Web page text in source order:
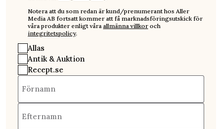
Notera att du som redan är kund/prenumerant hos Aller
Media AB fortsatt kommer att få marknadsföringsutskick för
våra produkter enligt våra allmänna villkor och
integritetspolicy.
Allas
Antik & Auktion
Recept.se
Förnamn
Efternamn